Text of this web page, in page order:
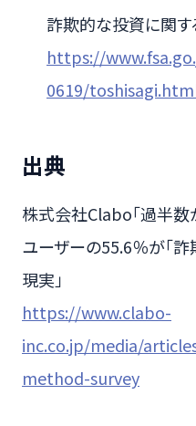
詐欺的な投資に関す
https://
0619/
出典
株式会社Clabo「過半数
ユーザーの55.6％が「詐
現実」
https://www.clabo-
inc.co.jp/media/
method-survey